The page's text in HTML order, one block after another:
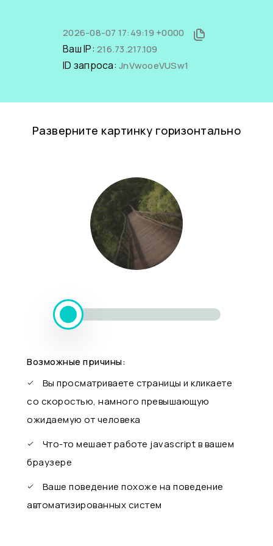
2026-08-07 17:49:19 +0000
Ваш IP: 216.73.217.109
ID запроса: JnVwooeVUSw1
Разверните картинку горизонтально
Возможные причины:
Вы просматриваете страницы и кликаете
со скоростью, намного превышающую
ожидаемую от человека
Что-то мешает работе javascript в вашем
браузере
Ваше поведение похоже на поведение
автоматизированных систем